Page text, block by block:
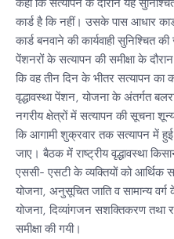
कार्ड है कि नहीं। उसके पास आधार
कार्ड बनवाने की कार्यवाही सुनिश्चित
पेंशनरों के सत्यापन की समीक्षा के
कि वह तीन दिन के भीतर सत्यापन का
वृद्धावस्था पेंशन, योजना के अंतर्गत
नगरीय क्षेत्रों में सत्यापन की सूचना
कि आगामी शुक्रवार तक सत्यापन में
जाए। बैठक में राष्ट्रीय वृद्धावस्था
एससी- एसटी के व्यक्तियों को आर्थिक
योजना, अनुसूचित जाति व सामान्य वर्ग
योजना, दिव्यांगजन सशक्तिकरण तथा
समीक्षा की गयी।